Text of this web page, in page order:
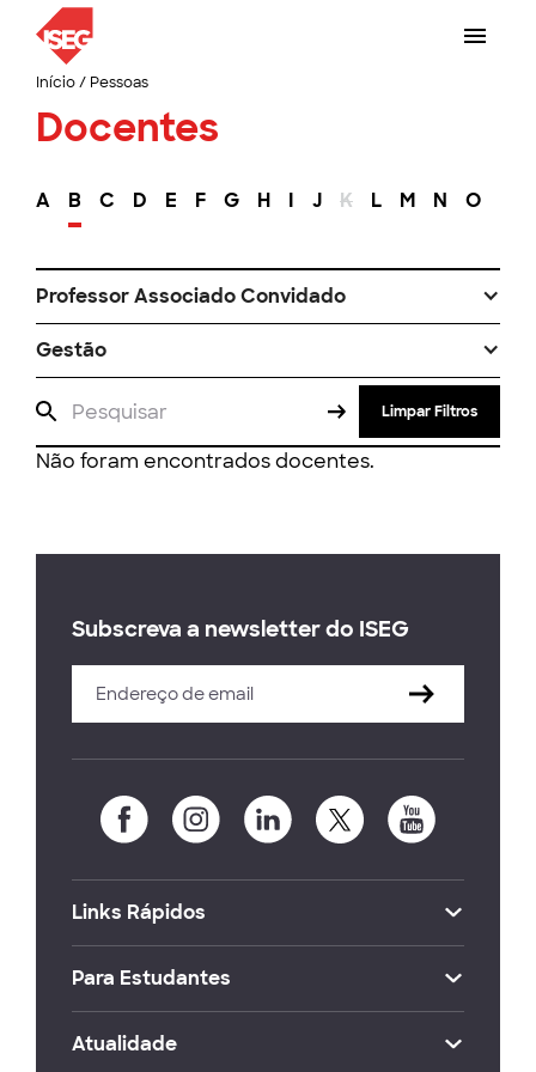
Início/ Pessoas
Docentes
A B C D E F G H I J K L M N O
Professor Associado Convidado
Gestão
Limpar Filtros
Não foram encontrados docentes.
Subscreva a newsletter do ISEG
Links Rápidos
Para Estudantes
Atualidade